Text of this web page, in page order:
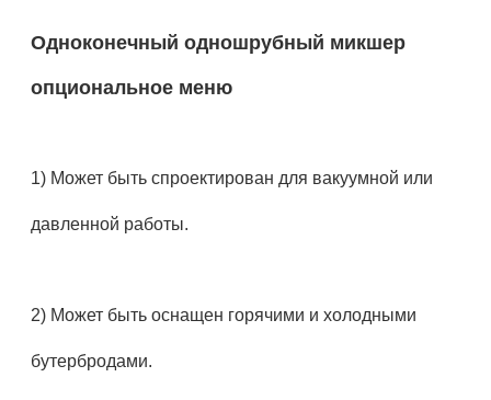
Одноконечный одношрубный микшер
опциональное меню
1) Может быть спроектирован для вакуумной или
давленной работы.
2) Может быть оснащен горячими и холодными
бутербродами.